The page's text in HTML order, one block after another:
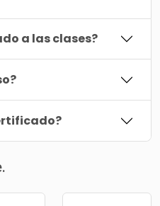
a las clases?